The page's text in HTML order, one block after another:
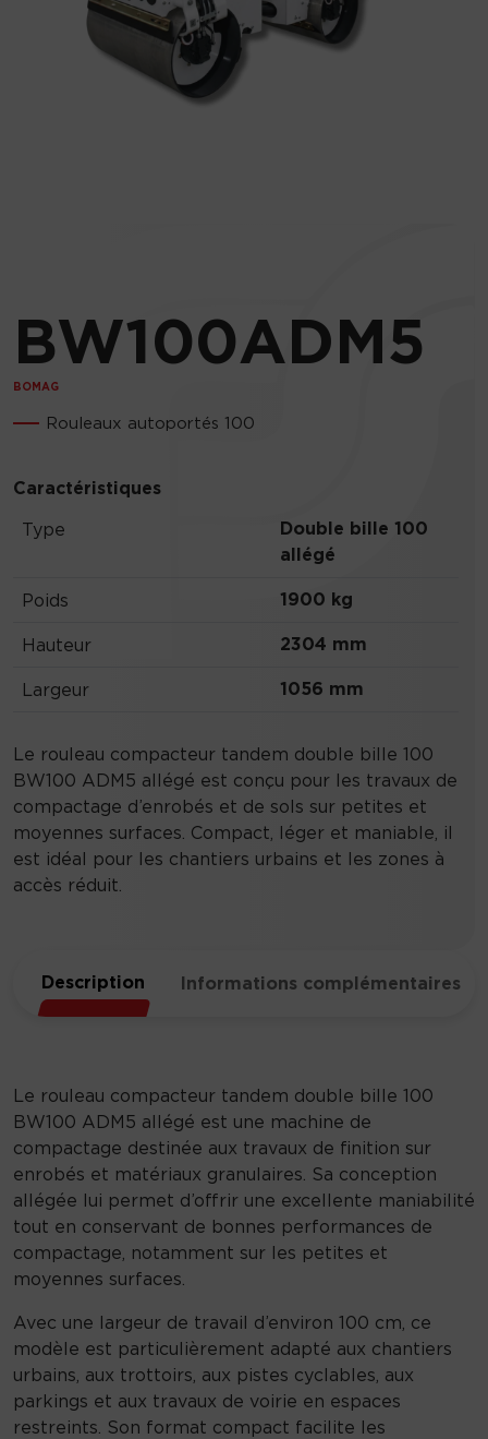
BW100ADM5
BOMAG
Rouleaux autoportés 100
Caractéristiques
Type
Double bille 100
allégé
Poids 1900 kg
Hauteur 2304 mm
Largeur 1056 mm
Le rouleau compacteur tandem double bille 100
BW100 ADM5 allégé est conçu pour les travaux de
compactage d’enrobés et de sols sur petites et
moyennes surfaces. Compact, léger et maniable, il
est idéal pour les chantiers urbains et les zones à
accès réduit.
Description Informations complémentaires
Le rouleau compacteur tandem double bille 100
BW100 ADM5 allégé est une machine de
compactage destinée aux travaux de finition sur
enrobés et matériaux granulaires. Sa conception
allégée lui permet d’offrir une excellente maniabilité
tout en conservant de bonnes performances de
compactage, notamment sur les petites et
moyennes surfaces.
Avec une largeur de travail d’environ 100 cm, ce
modèle est particulièrement adapté aux chantiers
urbains, aux trottoirs, aux pistes cyclables, aux
parkings et aux travaux de voirie en espaces
restreints. Son format compact facilite les